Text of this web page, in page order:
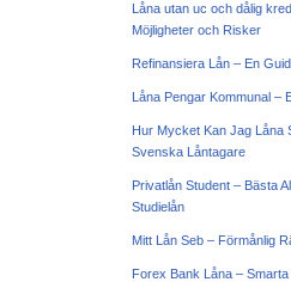
Låna utan uc och dålig
Möjligheter och Risker
Refinansiera Lån – En
Låna Pengar Kommunal –
Hur Mycket Kan Jag Låna
Svenska Låntagare
Privatlån Student – Bästa
Studielån
Mitt Lån Seb – Förmånlig
Forex Bank Låna –